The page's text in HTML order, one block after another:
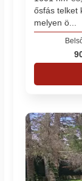
ősfás telket
melyen ö...